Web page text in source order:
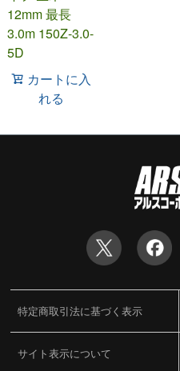
12mm 最長
3.0m 150Z-3.0-
5D
カートに入
れる
特定商取引法に基づく表示
サイト表示について